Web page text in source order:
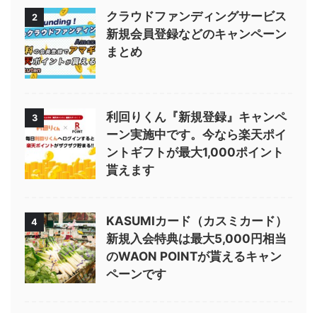
2
クラウドファンディングサービス
新規会員登録などのキャンペーン
まとめ
3
利回りくん『新規登録』キャンペ
ーン実施中です。今なら楽天ポイ
ントギフトが最大1,000ポイント
貰えます
4
KASUMIカード（カスミカード）
新規入会特典は最大5,000円相当
のWAON POINTが貰えるキャン
ペーンです